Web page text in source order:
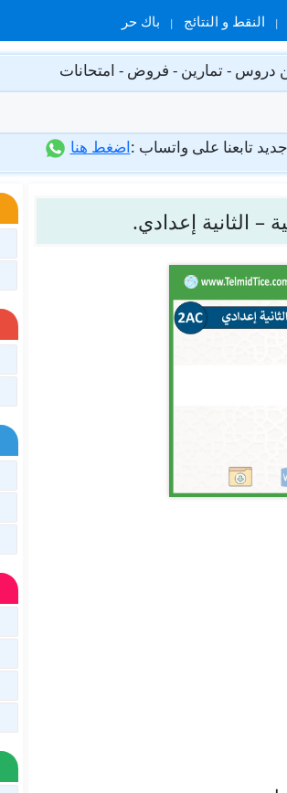
النقط و النتائج باك حر
دروس - تمارين - فروض - امتحانات
تابعنا على واتساب :اضغط هنا
– الثانية إعدادي.